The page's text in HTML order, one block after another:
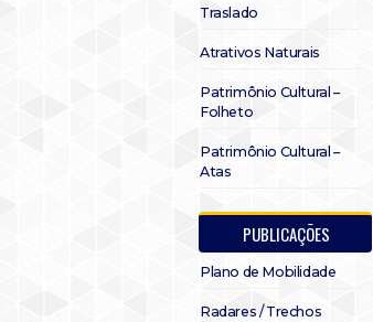
Traslado
Atrativos Naturais
Patrimônio Cultural –
Folheto
Patrimônio Cultural –
Atas
PUBLICAÇÕES
Plano de Mobilidade
Radares / Trechos